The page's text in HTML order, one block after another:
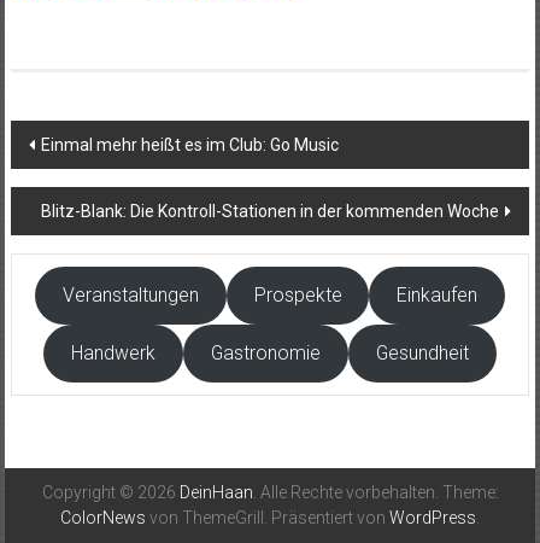
Beitragsnavigation
Einmal mehr heißt es im Club: Go Music
Blitz-Blank: Die Kontroll-Stationen in der kommenden Woche
Veranstaltungen Prospekte Einkaufen
Handwerk Gastronomie Gesundheit
Copyright © 2026 DeinHaan . Alle Rechte vorbehalten. Theme:
ColorNews von ThemeGrill. Präsentiert von WordPress